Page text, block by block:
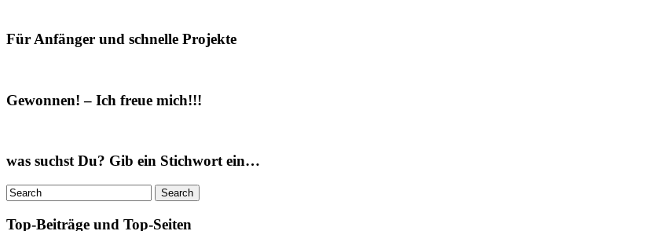
Für Anfänger und schnelle Projekte
Gewonnen! – Ich freue mich!!!
was suchst Du? Gib ein Stichwort ein…
Top-Beiträge und Top-Seiten